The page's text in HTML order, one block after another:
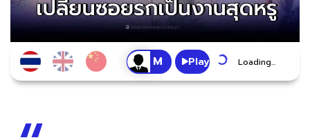
Play Loading...